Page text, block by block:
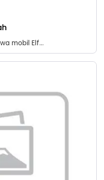
mobil Elf...